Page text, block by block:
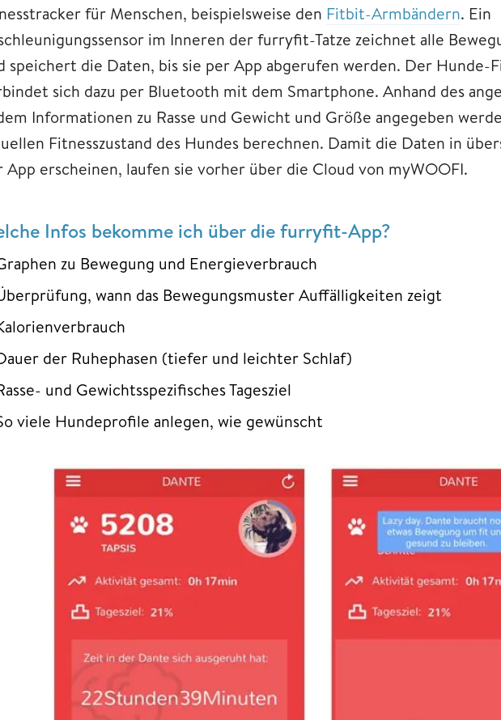
für Menschen, beispielsweise den Fitbit-Armbändern. Ein
im Inneren der furryfit-Tatze zeichnet alle
speichert die Daten, bis sie per App abgerufen werden. Der Hunde-
sich dazu per Bluetooth mit dem Smartphone. Anhand des
Informationen zu Rasse und Gewicht und Größe angegeben
Fitnesszustand des Hundes berechnen. Damit die Daten in
App erscheinen, laufen sie vorher über die Cloud von myWOOFI.
Infos bekomme ich über die furryfit-App?
zu Bewegung und Energieverbrauch
wann das Bewegungsmuster Auffälligkeiten zeigt
der Ruhephasen (tiefer und leichter Schlaf)
und Gewichtsspezifisches Tagesziel
viele Hundeprofile anlegen, wie gewünscht